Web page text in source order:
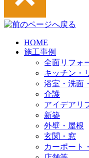
HOME
施工事例
全面リフォ
キッチン・
浴室・洗面
介護
アイデアリ
新築
外壁・屋根
玄関・窓
カーポート